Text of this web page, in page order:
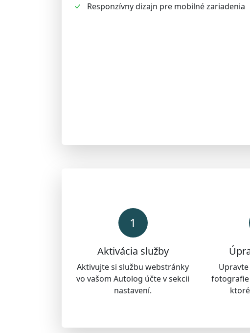
Responzívny dizajn pre mobilné zariadenia
1
Aktivácia služby
Aktivujte si službu webstránky
vo vašom Autolog účte v sekcii
nastavení.
fotografie